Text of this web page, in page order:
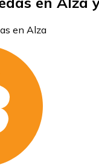
en Alza